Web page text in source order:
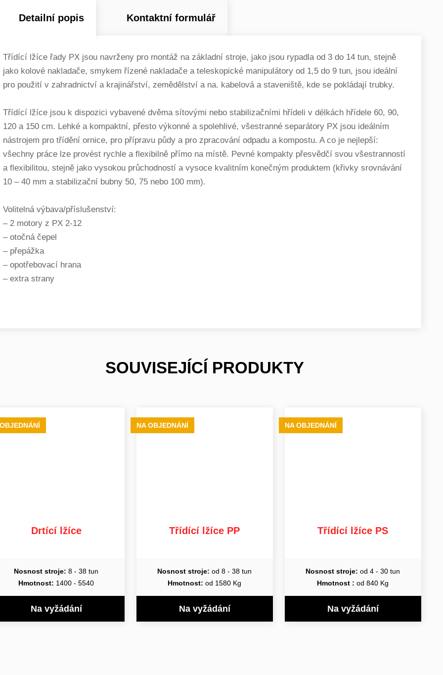
Detailní popis Kontaktní formulář
Třídící lžíce řady PX jsou navrženy pro montáž na základní stroje, jako jsou rypadla od 3 do 14 tun, stejně
jako kolové nakladače, smykem řízené nakladače a teleskopické manipulátory od 1,5 do 9 tun, jsou ideální
pro použití v zahradnictví a krajinářství, zemědělství a na. kabelová a staveniště, kde se pokládají trubky.
Třídící lžíce jsou k dispozici vybavené dvěma sítovými nebo stabilizačními hřídeli v délkách hřídele 60, 90,
120 a 150 cm. Lehké a kompaktní, přesto výkonné a spolehlivé, všestranné separátory PX jsou ideálním
nástrojem pro třídění ornice, pro přípravu půdy a pro zpracování odpadu a kompostu. A co je nejlepší:
všechny práce lze provést rychle a flexibilně přímo na místě. Pevné kompakty přesvědčí svou všestranností
a flexibilitou, stejně jako vysokou průchodností a vysoce kvalitním konečným produktem (křivky srovnávání
10 – 40 mm a stabilizační bubny 50, 75 nebo 100 mm).
Volitelná výbava/příslušenství:
– 2 motory z PX 2-12
– otočná čepel
– přepážka
– opotřebovací hrana
– extra strany
SOUVISEJÍCÍ PRODUKTY
Drtící lžíce
Nosnost stroje: 8 - 38 tun
Hmotnost: 1400 - 5540
Na vyžádání
NA OBJEDNÁNÍ
Třídící lžíce PP
Nosnost stroje: od 8 - 38 tun
Hmotnost: od 1580 Kg
Na vyžádání
NA OBJEDNÁNÍ
Třídící lžíce PS
Nosnost stroje: od 4 - 30 tun
Hmotnost : od 840 Kg
Na vyžádání